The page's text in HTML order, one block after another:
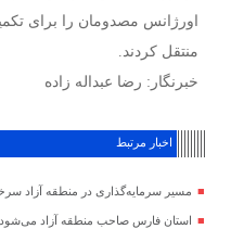
اورژانس مصدومان را برای
منتقل کردند.
خبرنگار: رضا عبداله زاده
اخبار مرتبط
مسیر سرمایه‌گذاری در منطقه آزاد
استان فارس صاحب منطقه آزاد می‌شود